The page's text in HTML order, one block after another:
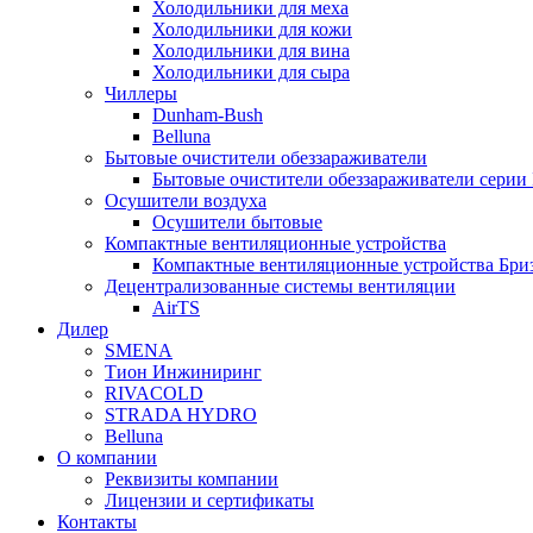
Холодильники для меха
Холодильники для кожи
Холодильники для вина
Холодильники для сыра
Чиллеры
Dunham-Bush
Belluna
Бытовые очистители обеззараживатели
Бытовые очистители обеззараживатели серии
Осушители воздуха
Осушители бытовые
Компактные вентиляционные устройства
Компактные вентиляционные устройства
Децентрализованные системы вентиляции
AirTS
Дилер
SMENA
Тион Инжиниринг
RIVACOLD
STRADA HYDRO
Belluna
О компании
Реквизиты компании
Лицензии и сертификаты
Контакты